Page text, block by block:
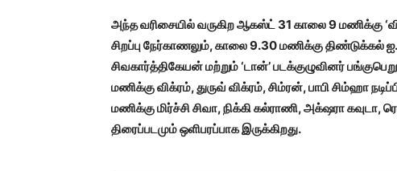
அந்த வரிசையில் வருகிற ஆகஸ்ட் 31 காலை 9 மணிக்கு
சிறப்பு நேர்காணலும், காலை 9.30 மணிக்கு திண்டுக்கல்
சிவகார்த்திகேயன் மற்றும் ‘டான்’ படக்குழுவினர்
மணிக்கு விக்ரம், துருவ் விக்ரம், சிம்ரன், பாபி சிம்ஹா
மணிக்கு மிர்ச்சி சிவா, நிக்கி கல்ராணி, அக்‌ஷரா கவுடா,
திரைப்படமும் ஒளிபரப்பாக இருக்கிறது.